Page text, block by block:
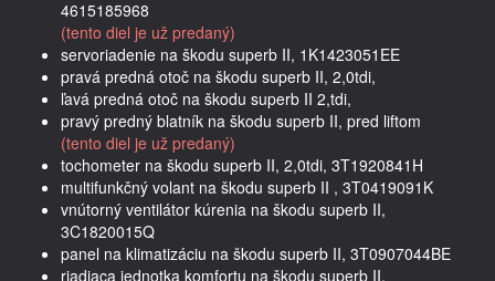
4615185968
(tento diel je už predaný)
servoriadenie na škodu superb II, 1K1423051EE
pravá predná otoč na škodu superb II, 2,0tdi,
ľavá predná otoč na škodu superb II 2,tdi,
pravý predný blatník na škodu superb II, pred liftom
(tento diel je už predaný)
tochometer na škodu superb II, 2,0tdi, 3T1920841H
multifunkčný volant na škodu superb II , 3T0419091K
vnútorný ventilátor kúrenia na škodu superb II,
3C1820015Q
panel na klimatizáciu na škodu superb II, 3T0907044BE
riadiaca jednotka komfortu na škodu superb II,